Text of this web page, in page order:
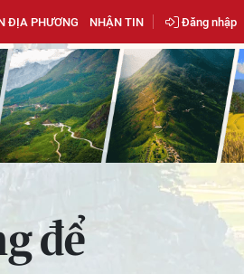
ĐỊA PHƯƠNG NHẬN TIN Đăng nhập
để